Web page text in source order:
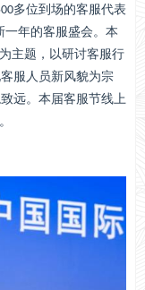
多位到场的客服代表
一年的客服盛会。本
主题，以研讨客服行
服人员新风貌为宗
远。本届客服节线上